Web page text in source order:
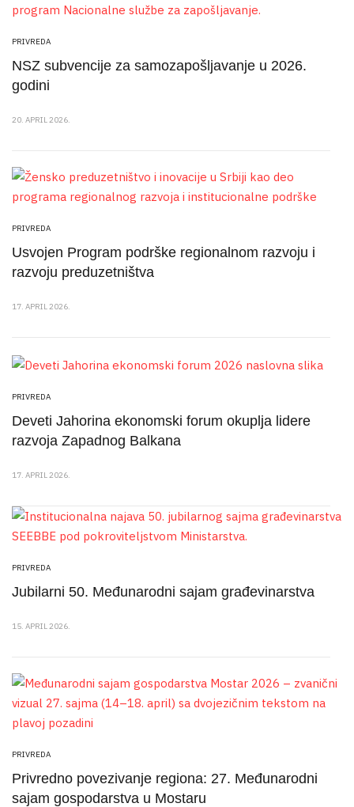
PRIVREDA
NSZ subvencije za samozapošljavanje u 2026.
godini
20. APRIL 2026.
PRIVREDA
Usvojen Program podrške regionalnom razvoju i
razvoju preduzetništva
17. APRIL 2026.
PRIVREDA
Deveti Jahorina ekonomski forum okuplja lidere
razvoja Zapadnog Balkana
17. APRIL 2026.
PRIVREDA
Jubilarni 50. Međunarodni sajam građevinarstva
15. APRIL 2026.
PRIVREDA
Privredno povezivanje regiona: 27. Međunarodni
sajam gospodarstva u Mostaru